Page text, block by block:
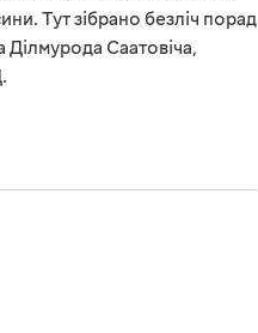
Тут зібрано безліч порад
Саатовіча,